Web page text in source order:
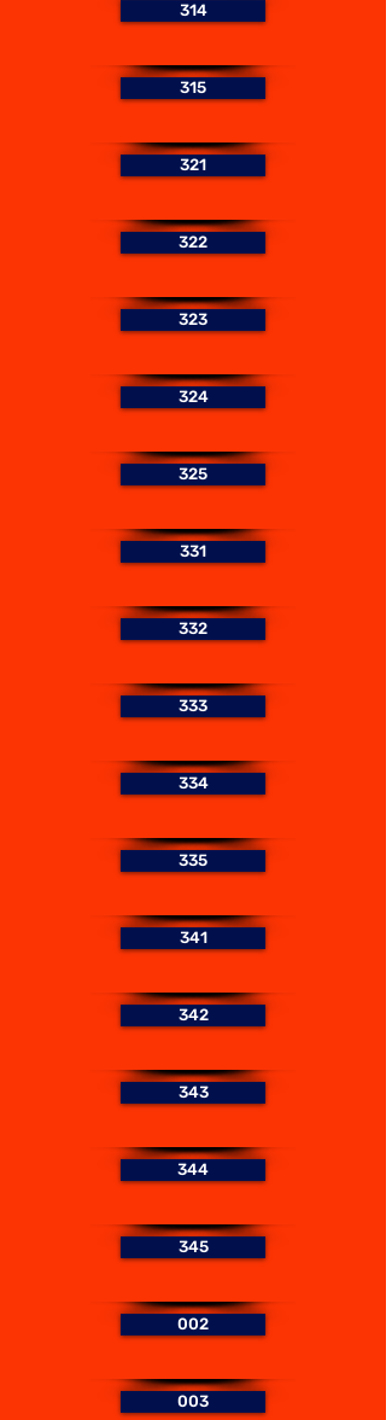
314
315
321
322
323
324
325
331
332
333
334
335
341
342
343
344
345
002
003